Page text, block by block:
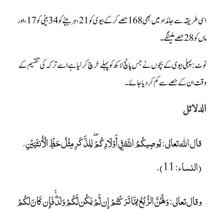
اسی طریقہ سے جائداد میں بھی 168 حصے کرکے بیوی کو 21، ہر بیٹے کو 34 بیٹی کو 17 ، اور
ماں کو 28 حصے ملینگے۔
نوٹ: پہلی بیوی کے بچوں نے جس پانچ لاکھ کو پہلے خرچ کرلیا ہے اسے ترکہ کی تقسیم کے
وقت ان کے حصے سے کم کردیا جائے۔
الدلائل
قال الله تعالى: يُوصِيكُمُ اللَّهُ فِي أَوْلَادِكُمْ ۖ لِلذَّكَرِ مِثْلُ حَظِّ الْأُنثَيَيْنِ.
(النساء: 11).
وقال تعالى: وَلَهُنَّ الرُّبُعُ مِمَّا تَرَكْتُمْ إِن لَّمْ يَكُن لَّكُمْ وَلَدٌ ۚ فَإِن كَانَ لَكُمْ